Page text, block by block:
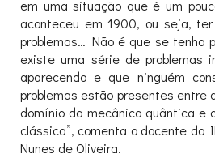
em uma situação que é um
aconteceu em 1900, ou seja,
problemas… Não é que se tenha
existe uma série de problemas
aparecendo e que ninguém
problemas estão presentes entre
domínio da mecânica quântica e
clássica”, comenta o docente do
Nunes de Oliveira.